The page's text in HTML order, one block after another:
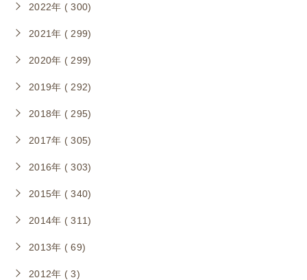
2022年 ( 300)
2021年 ( 299)
2020年 ( 299)
2019年 ( 292)
2018年 ( 295)
2017年 ( 305)
2016年 ( 303)
2015年 ( 340)
2014年 ( 311)
2013年 ( 69)
2012年 ( 3)